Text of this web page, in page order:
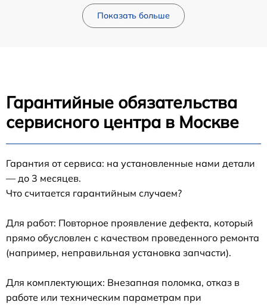
Показать больше
Гарантийные обязательства
сервисного центра в Москве
Гарантия от сервиса: на установленные нами детали
— до 3 месяцев.
Что считается гарантийным случаем?
Для работ: Повторное проявление дефекта, который
прямо обусловлен с качеством проведенного ремонта
(например, неправильная установка запчасти).
Для комплектующих: Внезапная поломка, отказ в
работе или техническим параметрам при